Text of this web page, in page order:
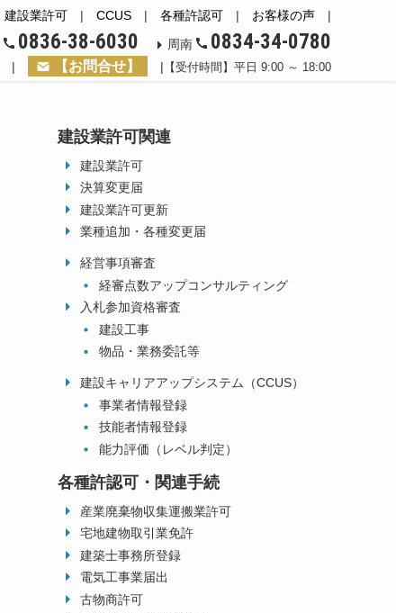
建設業許可 | CCUS | 各種許認可 | お客様の声 |
0836-38-6030 周南 0834-34-0780
| 【お問合せ】 | 【受付時間】平日 9:00 ～ 18:00
建設業許可関連
建設業許可
決算変更届
建設業許可更新
業種追加・各種変更届
経営事項審査
経審点数アップコンサルティング
入札参加資格審査
建設工事
物品・業務委託等
建設キャリアアップシステム（CCUS）
事業者情報登録
技能者情報登録
能力評価（レベル判定）
各種許認可・関連手続
産業廃棄物収集運搬業許可
宅地建物取引業免許
建築士事務所登録
電気工事業届出
古物商許可